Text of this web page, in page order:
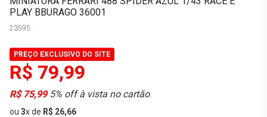
PLAY BBURAGO 36001
23595
PREÇO EXCLUSIVO DO SITE
R$ 79,99
R$ 75,995% off à vista no cartão
ou 3xde R$ 26,66